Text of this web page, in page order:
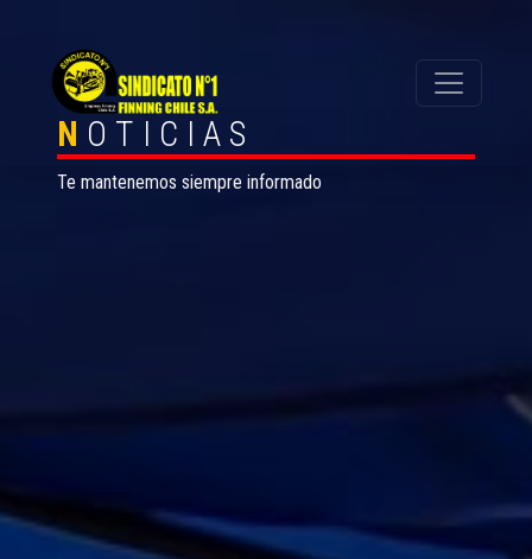
N OTICIAS
Te mantenemos siempre informado